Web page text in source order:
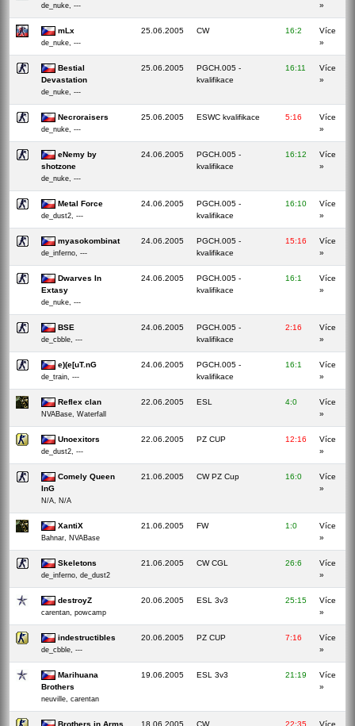
de_nuke, ---
»
mLx
de_nuke, ---
25.06.2005 CW 16:2
Více
»
Bestial
Devastation
de_nuke, ---
25.06.2005
PGCH.005 -
kvalifikace
16:11
Více
»
Necroraisers
de_nuke, ---
25.06.2005 ESWC kvalifikace 5:16
Více
»
eNemy by
shotzone
de_nuke, ---
24.06.2005
PGCH.005 -
kvalifikace
16:12
Více
»
Metal Force
de_dust2, ---
24.06.2005
PGCH.005 -
kvalifikace
16:10
Více
»
myasokombinat
de_inferno, ---
24.06.2005
PGCH.005 -
kvalifikace
15:16
Více
»
Dwarves In
Extasy
de_nuke, ---
24.06.2005
PGCH.005 -
kvalifikace
16:1
Více
»
BSE
de_cbble, ---
24.06.2005
PGCH.005 -
kvalifikace
2:16
Více
»
e)(e[uT.nG
de_train, ---
24.06.2005
PGCH.005 -
kvalifikace
16:1
Více
»
Reflex clan
NVABase, Waterfall
22.06.2005 ESL 4:0
Více
»
Unoexitors
de_dust2, ---
22.06.2005 PZ CUP 12:16
Více
»
Comely Queen
InG
N/A, N/A
21.06.2005 CW PZ Cup 16:0
Více
»
XantiX
Bahnar, NVABase
21.06.2005 FW 1:0
Více
»
Skeletons
de_inferno, de_dust2
21.06.2005 CW CGL 26:6
Více
»
destroyZ
carentan, powcamp
20.06.2005 ESL 3v3 25:15
Více
»
indestructibles
de_cbble, ---
20.06.2005 PZ CUP 7:16
Více
»
Marihuana
Brothers
neuville, carentan
19.06.2005 ESL 3v3 21:19
Více
»
Brothers in Arms 18.06.2005 CW 22:35 Více